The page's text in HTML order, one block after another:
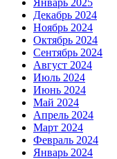
Декабрь 2024
Ноябрь 2024
Октябрь 2024
Сентябрь 2024
Август 2024
Июль 2024
Июнь 2024
Май 2024
Апрель 2024
Март 2024
Февраль 2024
Январь 2024